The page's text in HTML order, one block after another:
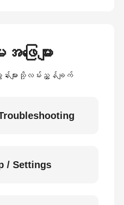
အဖြေများ
ေးခွန်းများသို့လမ်းညွှန်ချက်
/ Settings